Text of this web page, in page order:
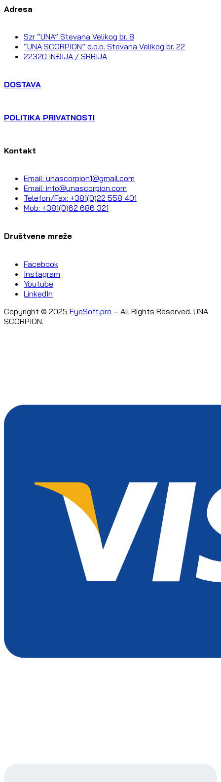
Adresa
Szr “UNA” Stevana Velikog br. 8
“UNA SCORPION” d.o.o. Stevana Velikog br. 22
22320 INĐIJA / SRBIJA
DOSTAVA
POLITIKA PRIVATNOSTI
Kontakt
Email: unascorpion1@gmail.com
Email: info@unascorpion.com
Telefon/Fax: +381(0)22 558 401
Mob: +381(0)62 686 321
Društvene mreže
Facebook
Instagram
Youtube
LinkedIn
Copyright © 2025 EyeSoft.pro – All Rights Reserved. UNA
SCORPION.